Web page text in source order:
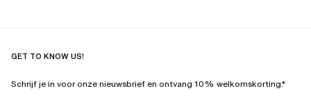
GET TO KNOW US!
Schrijf je in voor onze nieuwsbrief en ontvang 10% welkomskorting.*